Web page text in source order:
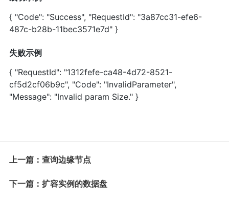
{ "Code": "Success", "RequestId": "3a87cc31-efe6-
487c-b28b-11bec3571e7d" }
失败示例
{ "RequestId": "1312fefe-ca48-4d72-8521-
cf5d2cf06b9c", "Code": "InvalidParameter",
"Message": "Invalid param Size." }
上一篇：查询边缘节点
下一篇：扩容实例的数据盘